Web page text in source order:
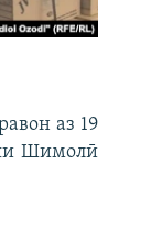
аз 19
Шимолӣ